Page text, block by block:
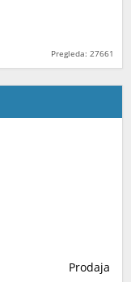
Pregleda: 27661
Prodaja